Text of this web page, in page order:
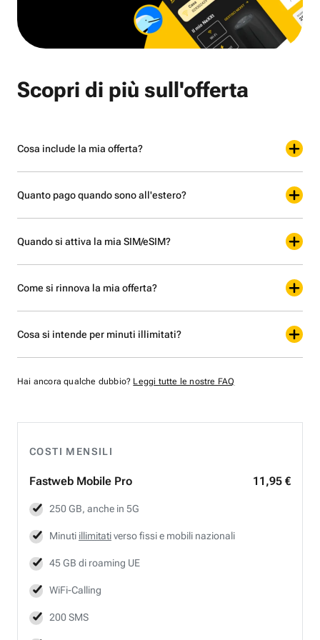
COSTI MENSILI
Fastweb Mobile Pro 11,95 €
250 GB, anche in 5G
Minuti illimitativerso fissi e mobili nazionali
45 GB di roaming UE
WiFi-Calling
200 SMS
Scopri di più sull'offerta
Cosa include la mia offerta?
Quanto pago quando sono all'estero?
Quando si attiva la mia SIM/eSIM?
Come si rinnova la mia offerta?
Cosa si intende per minuti illimitati?
Hai ancora qualche dubbio? Leggi tutte le nostre FAQ